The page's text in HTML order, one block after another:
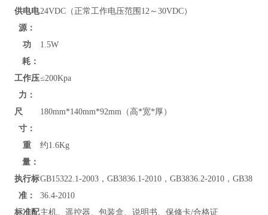
供电电
源：
24VDC（正常工作电压范围12～30VDC）
功
耗：
1.5W
工作压
力：
≤200Kpa
尺
寸：
180mm*140mm*92mm（高*宽*厚）
重
量：
约1.6Kg
执行标
准：
GB15322.1-2003，GB3836.1-2010，GB3836.2-2010，GB38
36.4-2010
标准配主机、遥控器、包装盒、说明书、保修卡/合格证